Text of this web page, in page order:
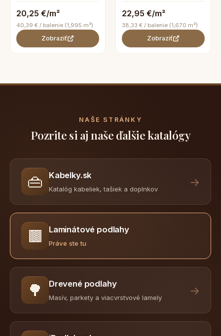
20,25 €/m²
40,39 € / balenie (1,995 m²)
Zobraziť
22,95 €/m²
38,33 € / balenie (1,670 m²)
Zobraziť
NAŠE STRÁNKY
Pozrite si aj naše ďalšie katalógy
👜 Kabelky.sk
Katalóg kabeliek, tašiek a doplnkov
→
🟫 Laminátové podlahy
Práve ste tu
🌳 Drevené podlahy
Masív, parkety a viacvrstvové lamely
→